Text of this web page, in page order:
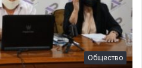
Общество